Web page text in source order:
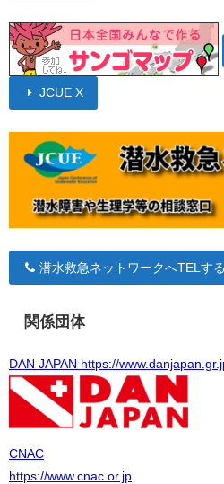
JCUE X
潜水救急ネットワークへTELする
関係団体
DAN JAPAN https://
CNAC
https://www.cnac.or.jp